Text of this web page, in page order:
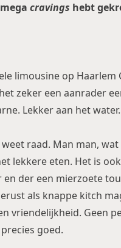
cravings hebt
limousine op Haarlem
zeker een aanrader
Lekker aan het
weet raad. Man man,
lekkere eten. Het is
en der een mierzoete
als knappe kitch
vriendelijkheid. Geen
goed.